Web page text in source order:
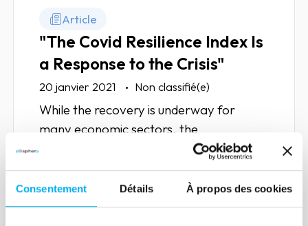
Consentement Détails À propos des cookies
Article
"The Covid Resilience Index Is
a Response to the Crisis"
20 janvier 2021 Non classifié(e)
While the recovery is underway for
many economic sectors, the
expectations of companies are growing
with regard to solutions that can enable
them to ensure the sustainability of their
activities. Meeting with Martine Bénier,
Lire la suite